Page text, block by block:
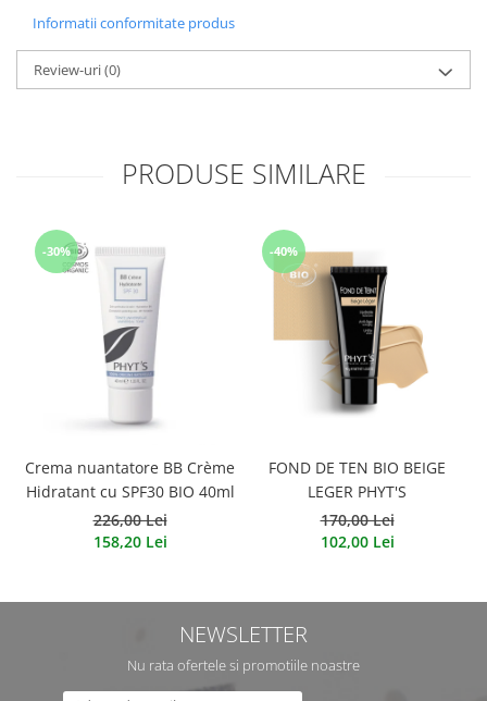
Informatii conformitate produs
Review-uri(0)
PRODUSE SIMILARE
-30%
Crema nuantatore BB Crème
Hidratant cu SPF30 BIO 40ml
226,00 Lei
158,20 Lei
-40%
FOND DE TEN BIO BEIGE
LEGER PHYT'S
170,00 Lei
102,00 Lei
NEWSLETTER
Nu rata ofertele si promotiile noastre